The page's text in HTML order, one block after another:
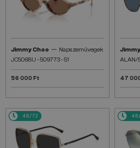
Jimmy Choo — Napszemüvegek
JC5068U - 509773 - 51
56 000 Ft
ALAN/
47
48/72